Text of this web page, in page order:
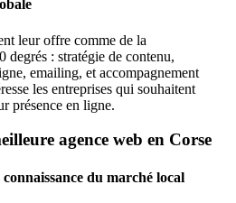
leur offre comme de la
: stratégie de contenu,
emailing, et accompagnement
les entreprises qui souhaitent
présence en ligne.
agence web en Corse
du marché local